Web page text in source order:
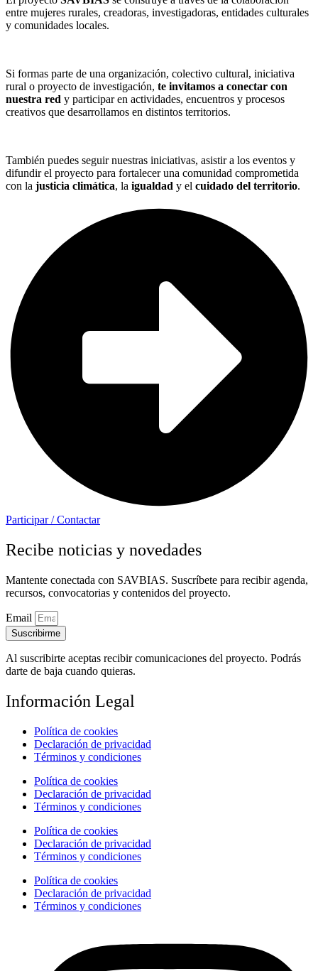
entre mujeres rurales, creadoras, investigadoras, entidades culturales
y comunidades locales.
Si formas parte de una organización, colectivo cultural, iniciativa
rural o proyecto de investigación, te invitamos a conectar con
nuestra red y participar en actividades, encuentros y procesos
creativos que desarrollamos en distintos territorios.
También puedes seguir nuestras iniciativas, asistir a los eventos y
difundir el proyecto para fortalecer una comunidad comprometida
con la justicia climática, la igualdad y el cuidado del territorio.
Participar / Contactar
Recibe noticias y novedades
Mantente conectada con SAVBIAS. Suscríbete para recibir agenda,
recursos, convocatorias y contenidos del proyecto.
Email
Suscribirme
Al suscribirte aceptas recibir comunicaciones del proyecto. Podrás
darte de baja cuando quieras.
Información Legal
Política de cookies
Declaración de privacidad
Términos y condiciones
Política de cookies
Declaración de privacidad
Términos y condiciones
Política de cookies
Declaración de privacidad
Términos y condiciones
Política de cookies
Declaración de privacidad
Términos y condiciones